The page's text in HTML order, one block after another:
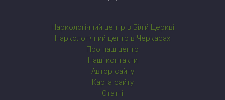
Наркологічний центр в Білій Церкві
Наркологічний центр в Черкасах
Про наш центр
Наші контакти
Автор сайту
Карта сайту
Статті